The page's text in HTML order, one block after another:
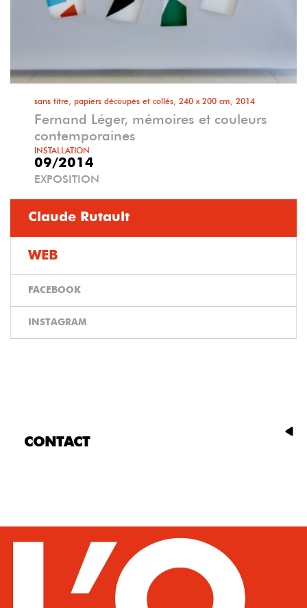
sans titre, papiers découpés et collés, 240 x 200 cm, 2014
Fernand Léger, mémoires et couleurs
contemporaines
INSTALLATION
09/2014
EXPOSITION
Claude Rutault
WEB
FACEBOOK
INSTAGRAM
CONTACT